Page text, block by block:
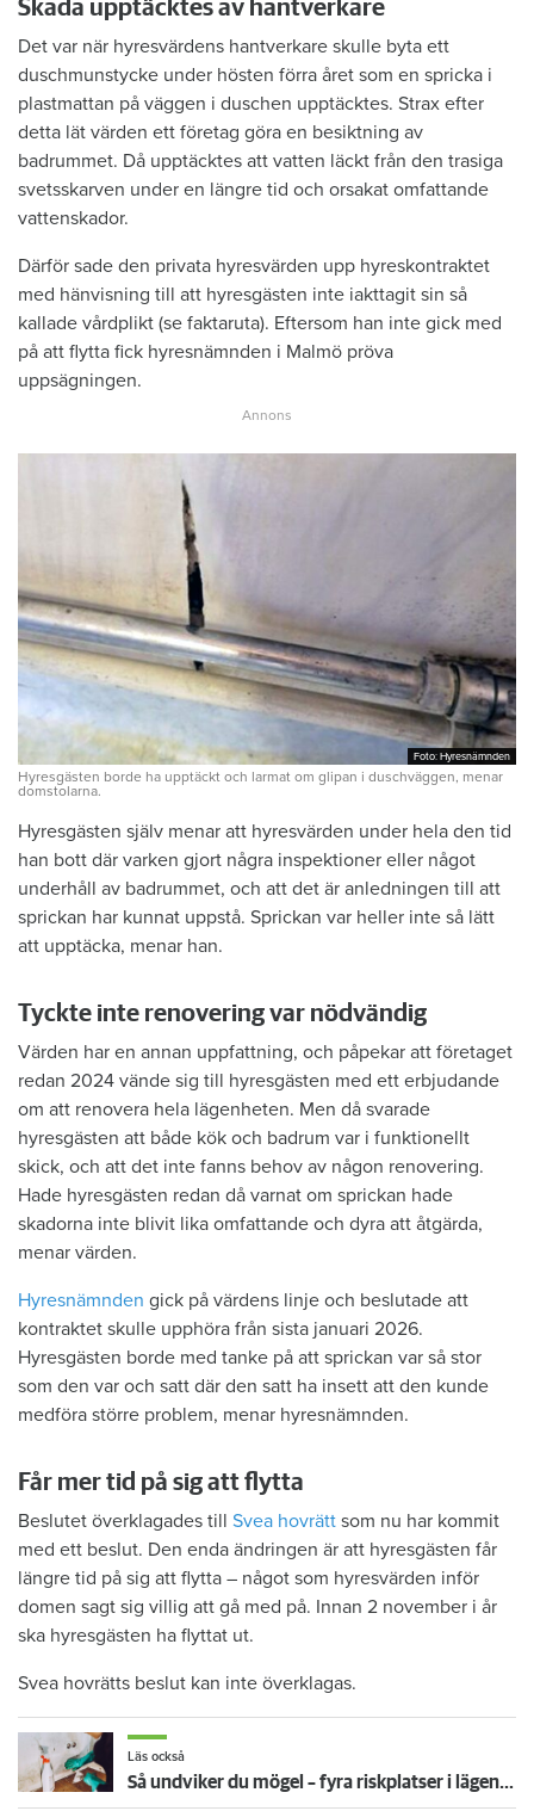
Skada upptäcktes av hantverkare
Det var när hyresvärdens hantverkare skulle byta ett
duschmunstycke under hösten förra året som en spricka i
plastmattan på väggen i duschen upptäcktes. Strax efter
detta lät värden ett företag göra en besiktning av
badrummet. Då upptäcktes att vatten läckt från den trasiga
svetsskarven under en längre tid och orsakat omfattande
vattenskador.
Därför sade den privata hyresvärden upp hyreskontraktet
med hänvisning till att hyresgästen inte iakttagit sin så
kallade vårdplikt (se faktaruta). Eftersom han inte gick med
på att flytta fick hyresnämnden i Malmö pröva
uppsägningen.
Foto: Hyresnämnden
Foto: Hyresnämnden
Hyresgästen borde ha upptäckt och larmat om glipan i duschväggen, menar
domstolarna.
Hyresgästen själv menar att hyresvärden under hela den tid
han bott där varken gjort några inspektioner eller något
underhåll av badrummet, och att det är anledningen till att
sprickan har kunnat uppstå. Sprickan var heller inte så lätt
att upptäcka, menar han.
Tyckte inte renovering var nödvändig
Värden har en annan uppfattning, och påpekar att företaget
redan 2024 vände sig till hyresgästen med ett erbjudande
om att renovera hela lägenheten. Men då svarade
hyresgästen att både kök och badrum var i funktionellt
skick, och att det inte fanns behov av någon renovering.
Hade hyresgästen redan då varnat om sprickan hade
skadorna inte blivit lika omfattande och dyra att åtgärda,
menar värden.
Hyresnämnden gick på värdens linje och beslutade att
kontraktet skulle upphöra från sista januari 2026.
Hyresgästen borde med tanke på att sprickan var så stor
som den var och satt där den satt ha insett att den kunde
medföra större problem, menar hyresnämnden.
Får mer tid på sig att flytta
Beslutet överklagades till Svea hovrätt som nu har kommit
med ett beslut. Den enda ändringen är att hyresgästen får
längre tid på sig att flytta – något som hyresvärden inför
domen sagt sig villig att gå med på. Innan 2 november i år
ska hyresgästen ha flyttat ut.
Svea hovrätts beslut kan inte överklagas.
Läs också
Så undviker du mögel – fyra riskplatser i lägenheten: ”Måste städa bort”